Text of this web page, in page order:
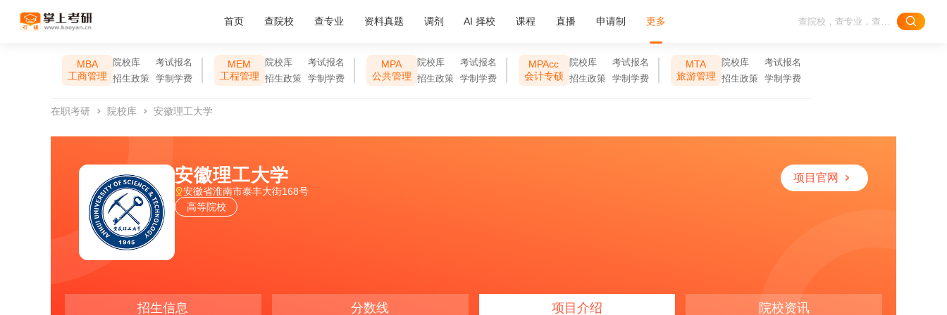
首页 查院校 查专业 资料真题 调剂 AI 择校 课程 直播 申请制 更多
MBA
工商管理
院校库
考试报名
招生政策
学制学费
MEM
工程管理
院校库
考试报名
招生政策
学制学费
MPA
公共管理
院校库
考试报名
招生政策
学制学费
MPAcc
会计专硕
院校库
考试报名
招生政策
学制学费
MTA
旅游管理
院校库
考试报名
招生政策
学制学费
在职考研 院校库 安徽理工大学
安徽理工大学
安徽省淮南市泰丰大街168号
高等院校
项目官网
招生信息 分数线 项目介绍 院校资讯